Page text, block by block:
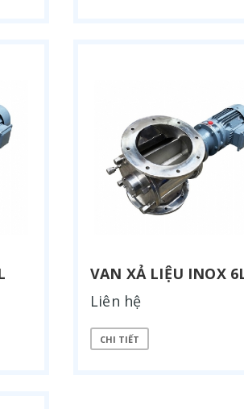
VAN XẢ LIỆU INOX
Liên hệ
CHI TIẾT